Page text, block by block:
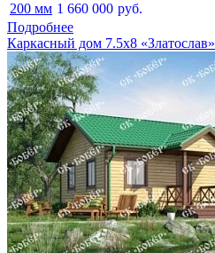
200 мм 1 660 000 руб.
Подробнее
Каркасный дом 7.5х8 «Златослав»